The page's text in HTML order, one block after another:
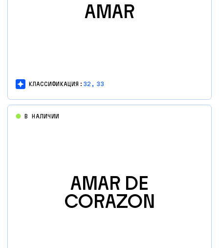
AMAR
КЛАССИФИКАЦИЯ: 32, 33
В НАЛИЧИИ
AMAR DE
CORAZON